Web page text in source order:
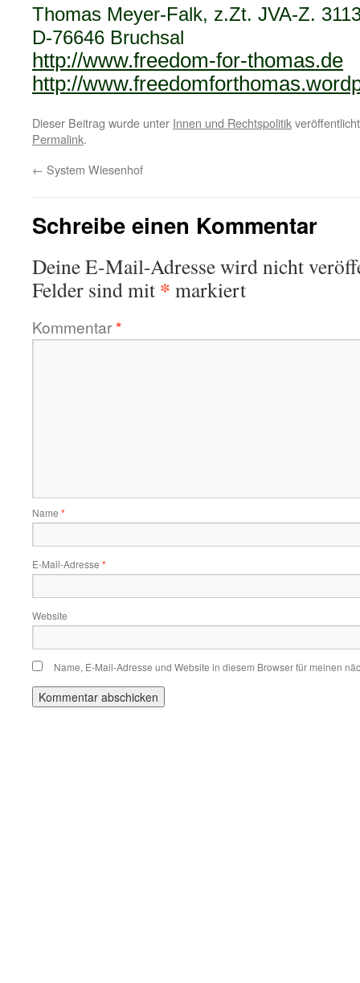
Thomas Meyer-Falk, z.Zt. JVA-Z.
D-76646 Bruchsal
http://www.freedom-for-thomas.de
http://
Dieser Beitrag wurde unter Innen und Rechtspolitik
Permalink.
← System Wiesenhof
Schreibe einen Kommentar
Deine E-Mail-Adresse wird nicht
Felder sind mit * markiert
Kommentar*
Name *
E-Mail-Adresse *
Website
Name, E-Mail-Adresse und Website in diesem Browser für meinen